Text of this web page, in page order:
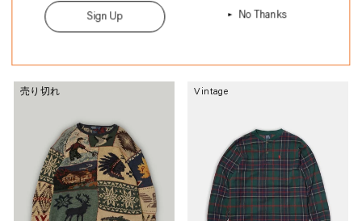
Ralph Lauren
Country for Bergdorf Goodman
Native Patterned Shawl Jacket
常
価
格
RL-92 Nylon Zip-up Jacket
価
売り切れ Vintage
Sign Up No Thanks